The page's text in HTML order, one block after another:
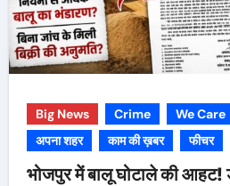
Big News Crime We Care
अपना शहर
काम की ख़बर फीचर
भोजपुर में बालू घोटाले की आहट!